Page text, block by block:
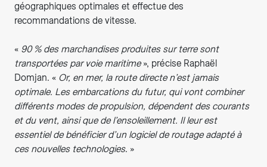
géographiques optimales et effectue des
recommandations de vitesse.
« 90 % des marchandises produites sur terre sont
transportées par voie maritime», précise Raphaël
Domjan. « Or, en mer, la route directe n’est jamais
optimale. Les embarcations du futur, qui vont combiner
différents modes de propulsion, dépendent des courants
et du vent, ainsi que de l’ensoleillement. Il leur est
essentiel de bénéficier d’un logiciel de routage adapté à
ces nouvelles technologies. »